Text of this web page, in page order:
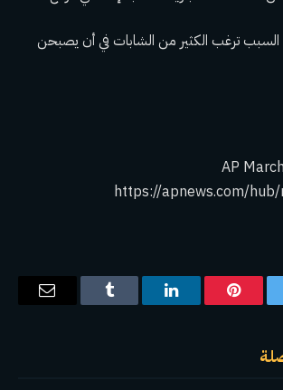
السبب ترغب الكثير من الشابات في أن يصبحن
https://apnews.com/
بينتيريستلينكدإن Tumblr
البريد